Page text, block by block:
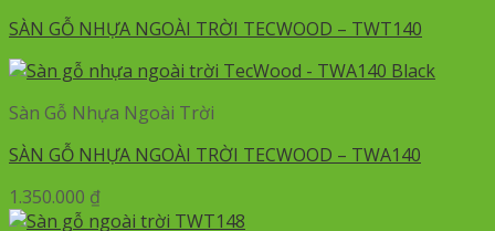
SÀN GỖ NHỰA NGOÀI TRỜI TECWOOD – TWT140
Sàn Gỗ Nhựa Ngoài Trời
SÀN GỖ NHỰA NGOÀI TRỜI TECWOOD – TWA140
1.350.000 ₫